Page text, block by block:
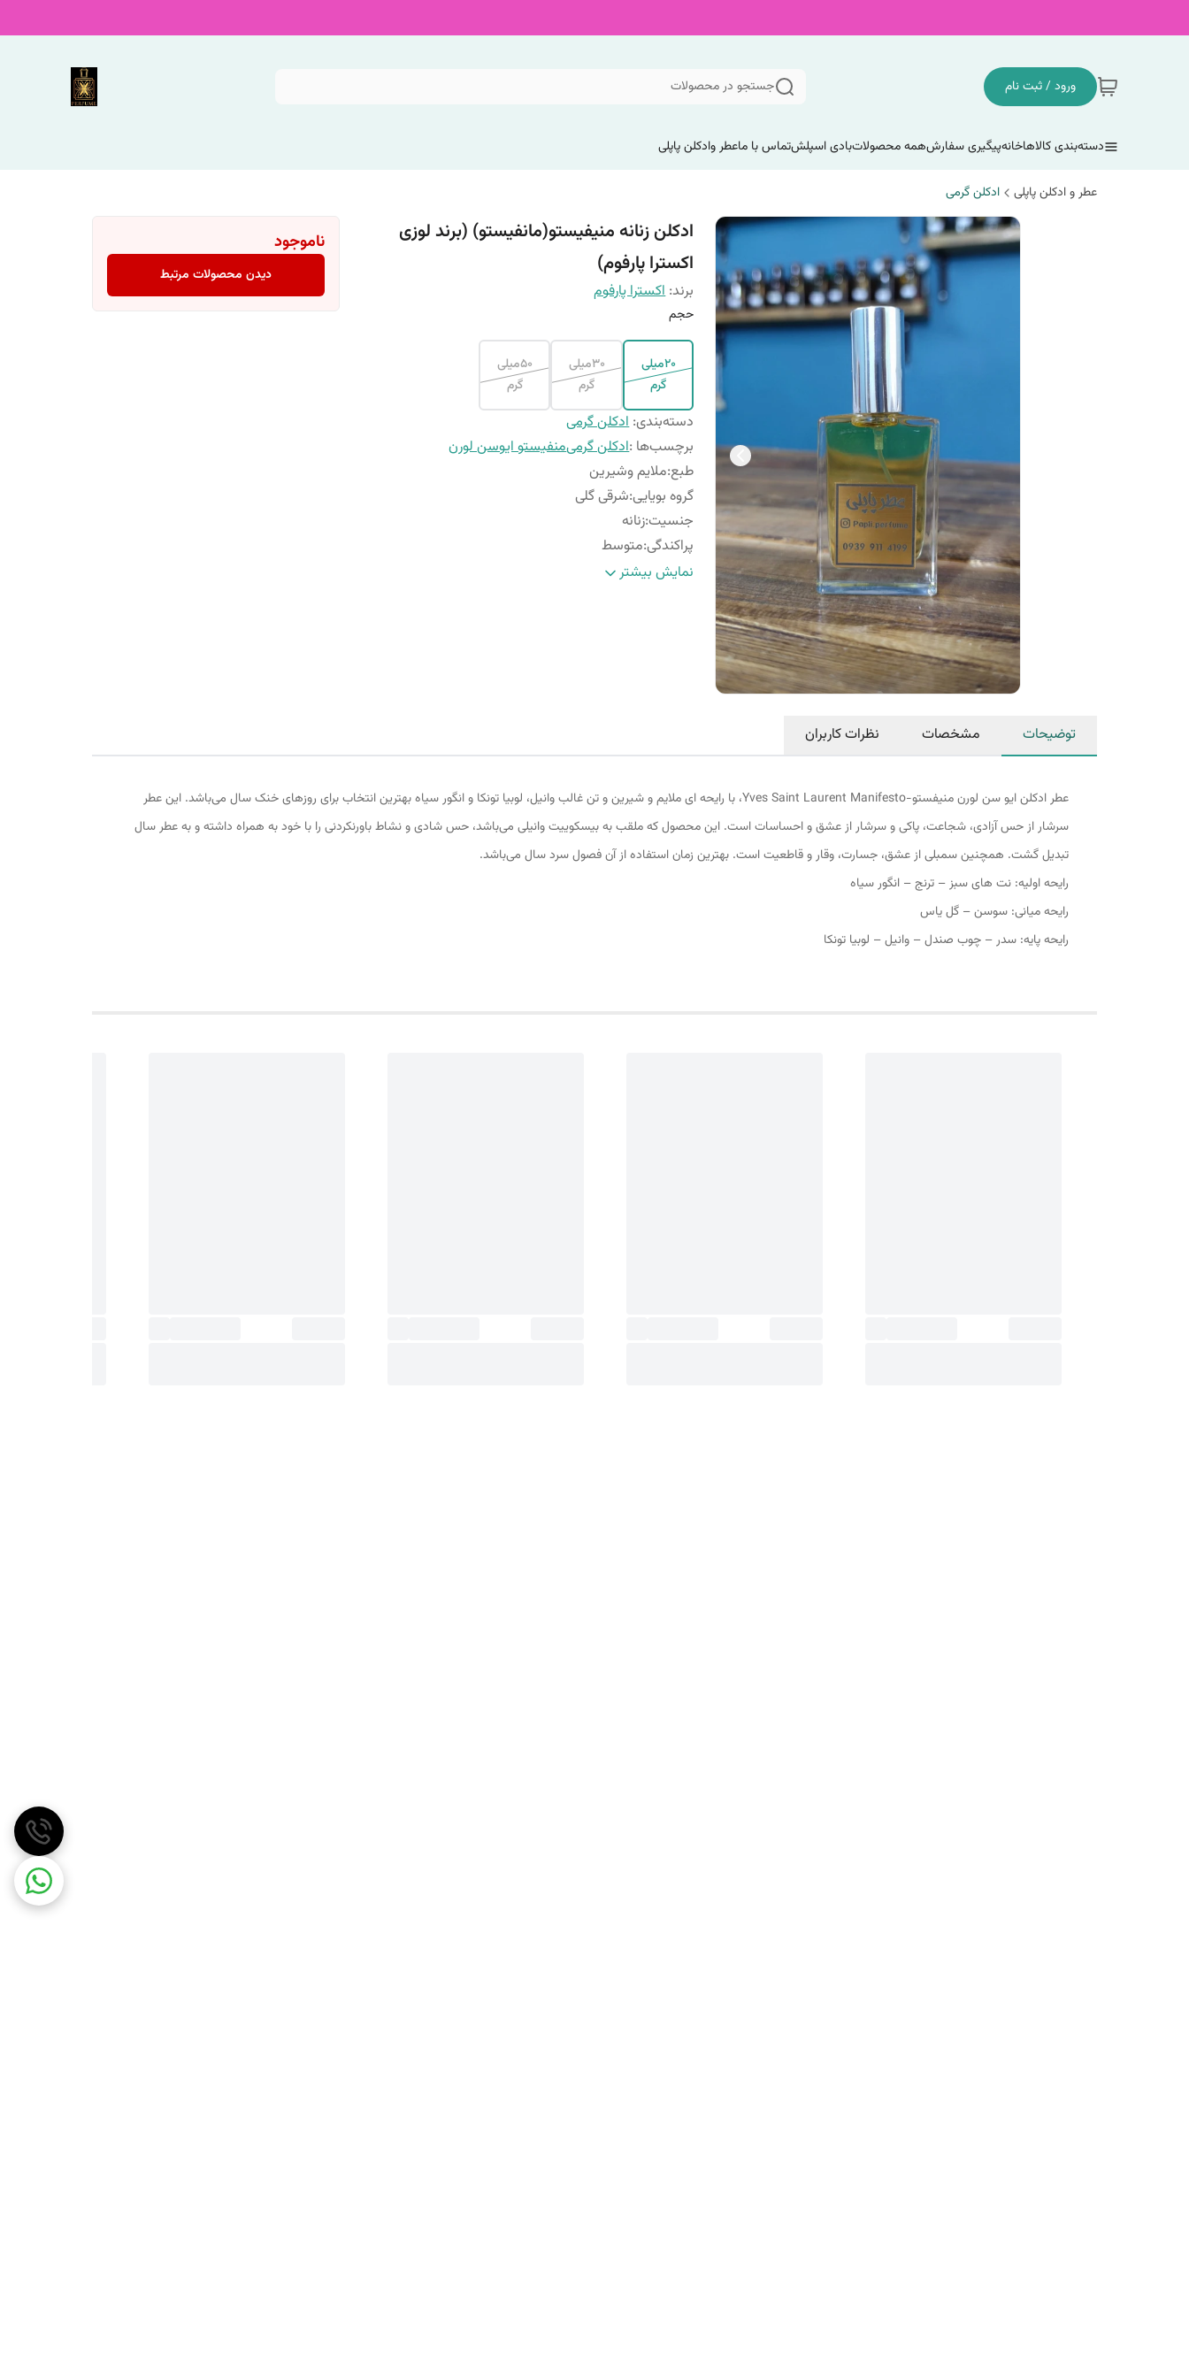
ورود / ثبت نام جستجو در محصولات
دسته‌بندی کالاهاخانهپیگیری سفارشهمه محصولاتبادی اسپلشتماس با ماعطر وادکلن پاپلی
عطر و ادکلن پاپلی ادکلن گرمی
ادکلن زنانه منیفیستو(مانفیستو) (برند لوزی
اکسترا پارفوم)
برند:اکسترا پارفوم
حجم
20میلی
گرم
30میلی
گرم
50میلی
گرم
دسته‌بندی:ادکلن گرمی
برچسب‌ها :ادکلن گرمیمنفیستو ایوسن لورن
طبع:ملایم وشیرین
گروه بویایی:شرقی گلی
جنسیت:زنانه
پراکندگی:متوسط
فصل: فصول سرد
نمایش بیشتر
ناموجود
دیدن محصولات مرتبط
توضیحات مشخصات نظرات کاربران
عطر ادکلن ایو سن لورن منیفستو-Yves Saint Laurent Manifesto، با رایحه ای ملایم و شیرین و تن غالب وانیل، لوبیا تونکا و انگور سیاه بهترین انتخاب برای روزهای خنک سال می‌باشد. این عطر
سرشار از حس آزادی، شجاعت، پاکی و سرشار از عشق و احساسات است. این محصول که ملقب به بیسکوییت وانیلی می‌باشد، حس شادی و نشاط باورنکردنی را با خود به همراه داشته و به عطر سال
تبدیل گشت. همچنین سمبلی از عشق، جسارت، وقار و قاطعیت است. بهترین زمان استفاده از آن فصول سرد سال می‌باشد.
رایحه اولیه: نت های سبز – ترنج – انگور سیاه
رایحه میانی: سوسن – گل یاس
رایحه پایه: سدر – چوب صندل – وانیل – لوبیا تونکا